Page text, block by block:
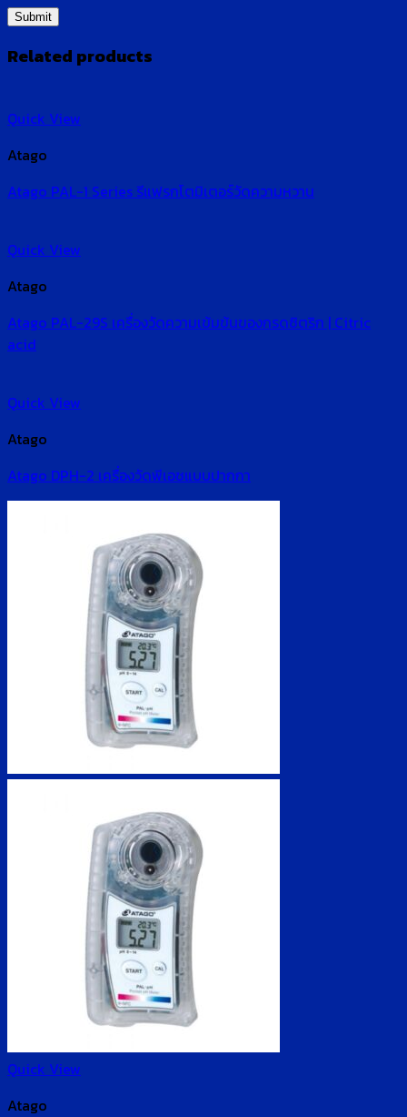
Related products
Quick View
Atago
Atago PAL-1 Series รีแฟรกโตมิเตอร์วัดความหวาน
Quick View
Atago
Atago PAL-29S เครื่องวัดความเข้มข้นของกรดซิตริก | Citric
acid
Quick View
Atago
Atago DPH-2 เครื่องวัดพีเอชแบบปากกา
Quick View
Atago